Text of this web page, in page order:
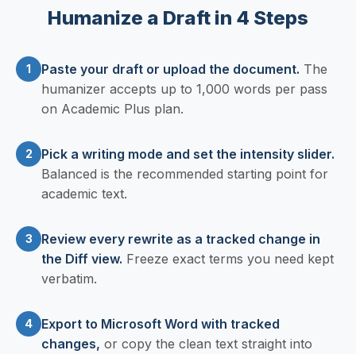
Humanize a Draft in 4 Steps
1 Paste your draft or upload the document. The
humanizer accepts up to 1,000 words per pass
on Academic Plus plan.
2
Pick a writing mode and set the intensity slider.
Balanced is the recommended starting point for
academic text.
3
Review every rewrite as a tracked change in
the Diff view. Freeze exact terms you need kept
verbatim.
4
Export to Microsoft Word with tracked
changes, or copy the clean text straight into